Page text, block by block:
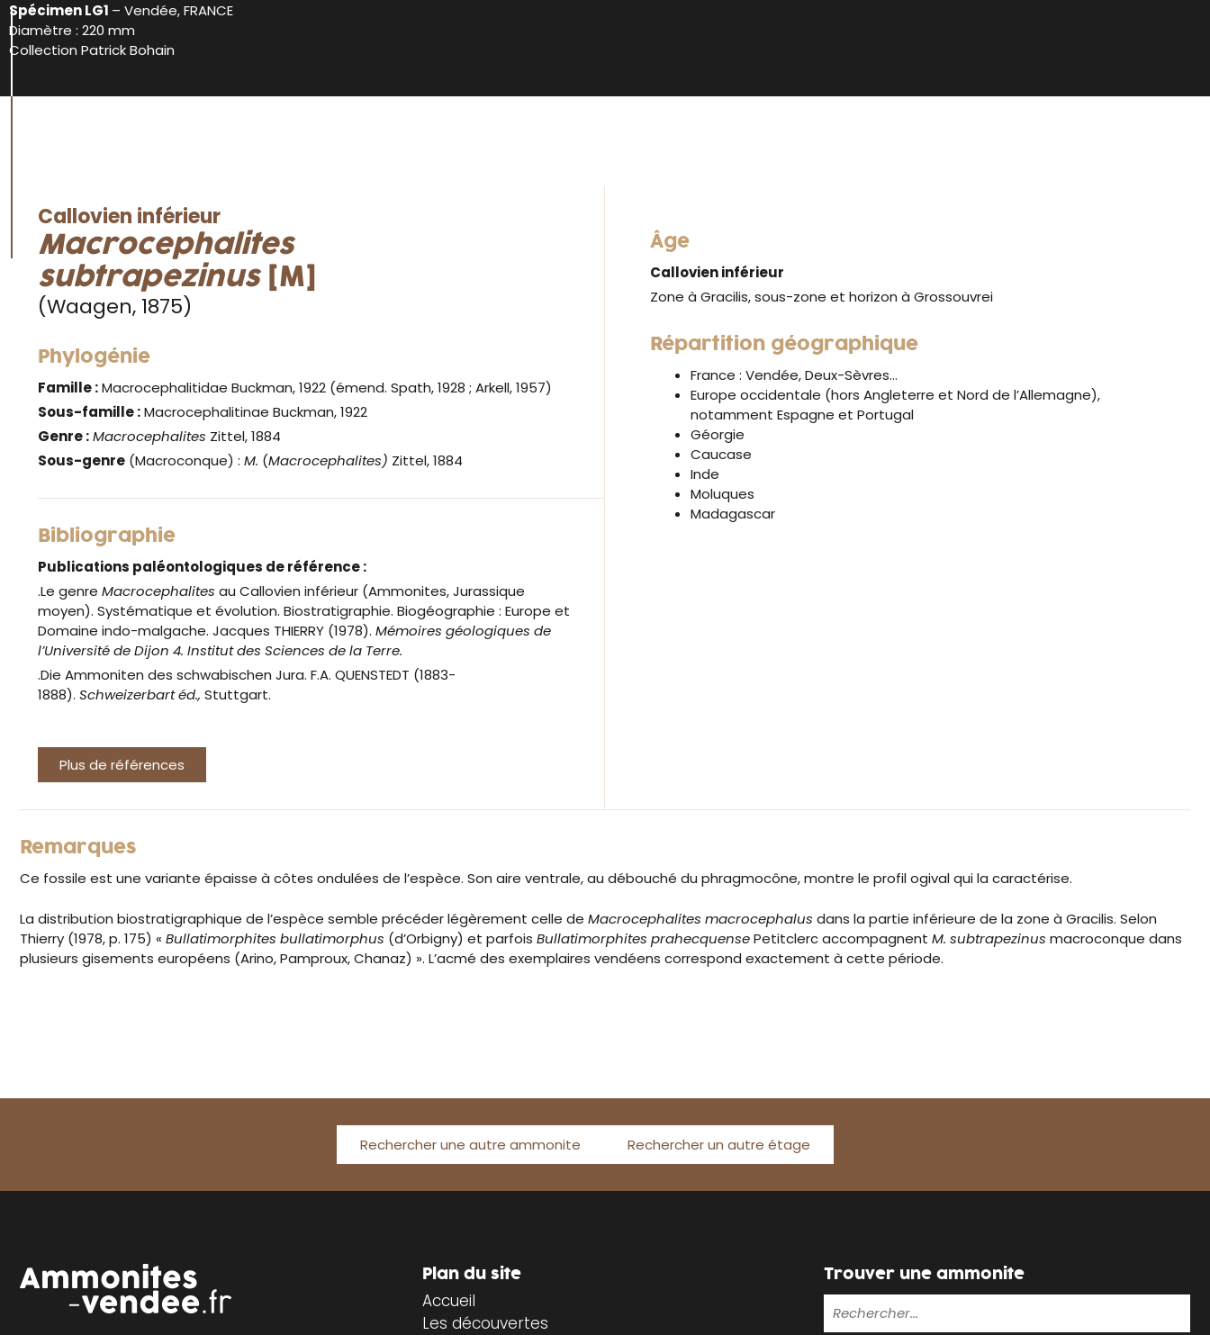
Spécimen LG1 – Vendée, FRANCE
Diamètre : 220 mm
Collection Patrick Bohain
Callovien inférieur
Macrocephalites
subtrapezinus [M]
(Waagen, 1875)
Phylogénie
Famille :Macrocephalitidae Buckman, 1922 (émend. Spath, 1928 ; Arkell, 1957)
Sous-famille :Macrocephalitinae Buckman, 1922
Genre:Macrocephalites Zittel, 1884
Sous-genre (Macroconque) : M. (Macrocephalites) Zittel, 1884
Bibliographie
Publications paléontologiques de référence :
.Le genre Macrocephalites au Callovien inférieur (Ammonites, Jurassique
moyen). Systématique et évolution. Biostratigraphie. Biogéographie : Europe et
Domaine indo-malgache. Jacques THIERRY (1978). Mémoires géologiques de
l’Université de Dijon 4. Institut des Sciences de la Terre.
.Die Ammoniten des schwabischen Jura. F.A. QUENSTEDT (1883-
1888). Schweizerbart éd., Stuttgart.
Plus de références
Âge
Callovien inférieur
Zone à Gracilis, sous-zone et horizon à Grossouvrei
Répartition géographique
France : Vendée, Deux-Sèvres…
Europe occidentale (hors Angleterre et Nord de l’Allemagne),
notamment Espagne et Portugal
Géorgie
Caucase
Inde
Moluques
Madagascar
Remarques
Ce fossile est une variante épaisse à côtes ondulées de l’espèce. Son aire ventrale, au débouché du phragmocône, montre le profil ogival qui la caractérise.
La distribution biostratigraphique de l’espèce semble précéder légèrement celle de Macrocephalites macrocephalus dans la partie inférieure de la zone à Gracilis. Selon
Thierry (1978, p. 175) « Bullatimorphites bullatimorphus (d’Orbigny) et parfois Bullatimorphites prahecquensePetitclerc accompagnent M. subtrapezinus macroconque dans
plusieurs gisements européens (Arino, Pamproux, Chanaz) ». L’acmé des exemplaires vendéens correspond exactement à cette période.
Rechercher une autre ammonite Rechercher un autre étage
Plan du site
Accueil
Les découvertes
Trouver une ammonite